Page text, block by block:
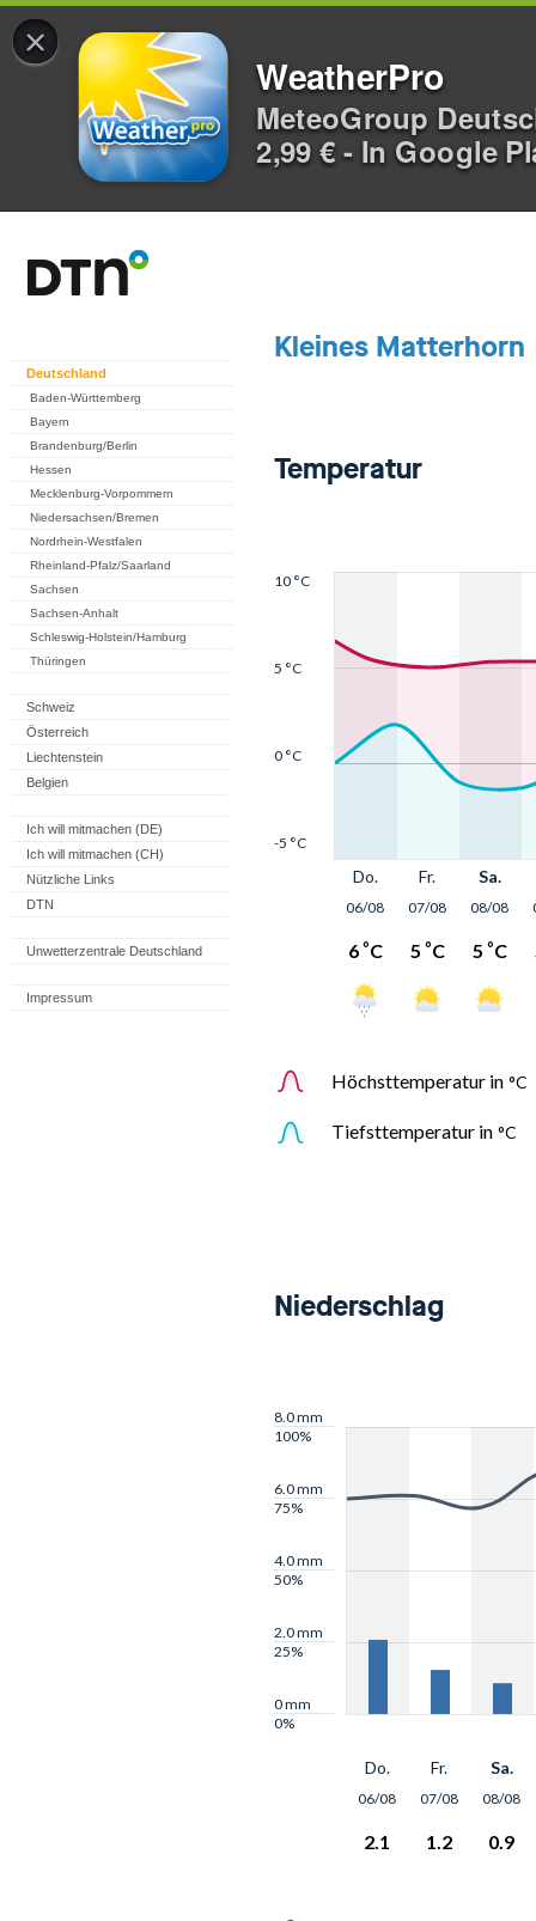
×
WeatherPro
MeteoGroup
2,99 € - In Google
Deutschland
Baden-Württemberg
Bayern
Brandenburg/Berlin
Hessen
Mecklenburg-Vorpommern
Niedersachsen/Bremen
Nordrhein-Westfalen
Rheinland-Pfalz/Saarland
Sachsen
Sachsen-Anhalt
Schleswig-Holstein/Hamburg
Thüringen
Schweiz
Österreich
Liechtenstein
Belgien
Ich will mitmachen (DE)
Ich will mitmachen (CH)
Nützliche Links
DTN
Unwetterzentrale Deutschland
Impressum